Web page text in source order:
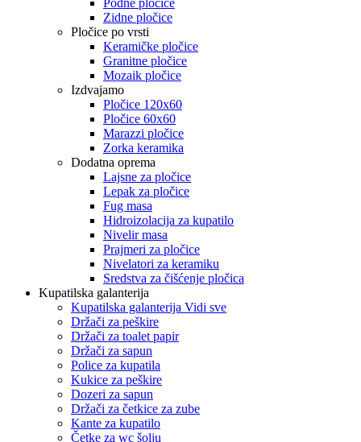
Podne pločice
Zidne pločice
Pločice po vrsti
Keramičke pločice
Granitne pločice
Mozaik pločice
Izdvajamo
Pločice 120x60
Pločice 60x60
Marazzi pločice
Zorka keramika
Dodatna oprema
Lajsne za pločice
Lepak za pločice
Fug masa
Hidroizolacija za kupatilo
Nivelir masa
Prajmeri za pločice
Nivelatori za keramiku
Sredstva za čišćenje pločica
Kupatilska galanterija
Kupatilska galanterija Vidi sve
Držači za peškire
Držači za toalet papir
Držači za sapun
Police za kupatila
Kukice za peškire
Dozeri za sapun
Držači za četkice za zube
Kante za kupatilo
Četke za wc šolju